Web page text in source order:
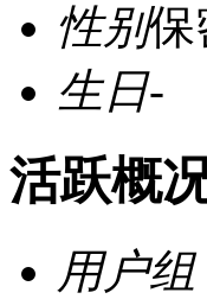
性别保
生日-
活跃概
用户组